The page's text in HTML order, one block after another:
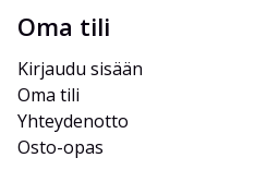
Oma tili
Kirjaudu sisään
Oma tili
Yhteydenotto
Osto-opas